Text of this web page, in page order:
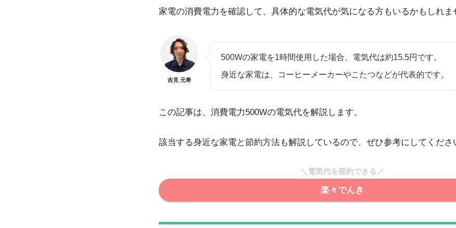
家電の消費電力を確認して、具体的な電気代が気になる方もいるかもしれま
吉見 元希
500Wの家電を1時間使用した場合、電気代は約15.5円です。
身近な家電は、コーヒーメーカーやこたつなどが代表的です。
この記事は、消費電力500Wの電気代を解説します。
該当する身近な家電と節約方法も解説しているので、ぜひ参考にしてくださ
＼電気代を節約できる／
楽々でんき